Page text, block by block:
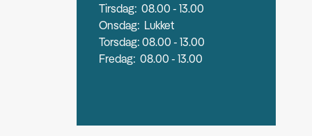
Tirsdag: 08.00 - 13.00
Onsdag: Lukket
Torsdag: 08.00 - 13.00
Fredag: 08.00 - 13.00